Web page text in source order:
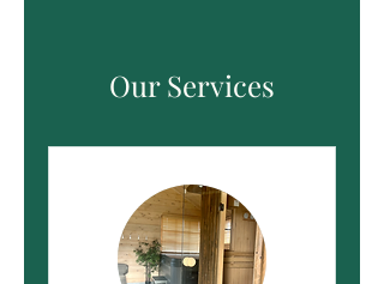
Our Services